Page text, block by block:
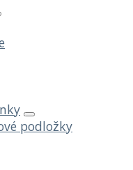
podložky